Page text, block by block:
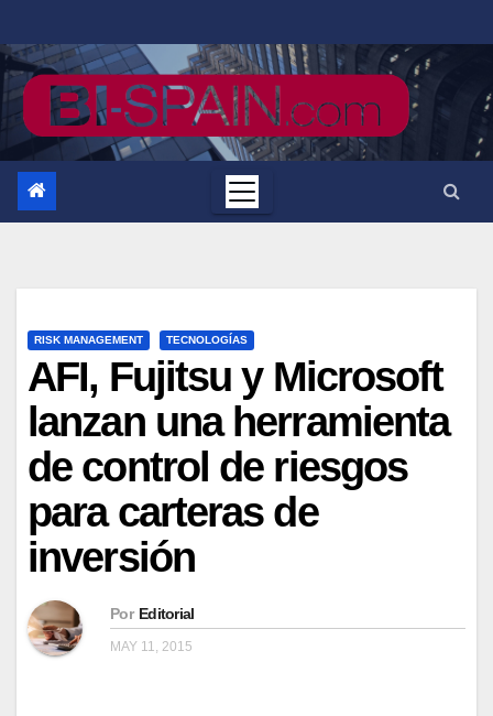
al
contenido
RISK MANAGEMENT TECNOLOGÍAS
AFI, Fujitsu y Microsoft
lanzan una herramienta
de control de riesgos
para carteras de
inversión
Por Editorial
MAY 11, 2015